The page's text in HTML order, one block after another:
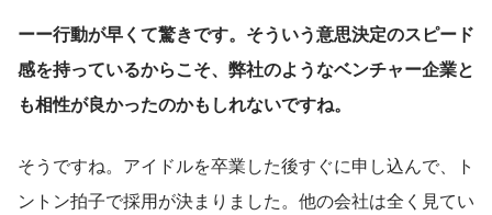
ーー行動が早くて驚きです。そういう意思決定のスピード
感を持っているからこそ、弊社のようなベンチャー企業と
も相性が良かったのかもしれないですね。
そうですね。アイドルを卒業した後すぐに申し込んで、ト
ントン拍子で採用が決まりました。他の会社は全く見てい